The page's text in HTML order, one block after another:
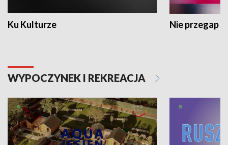
Ku Kulturze Nie przegap
WYPOCZYNEK I REKREACJA